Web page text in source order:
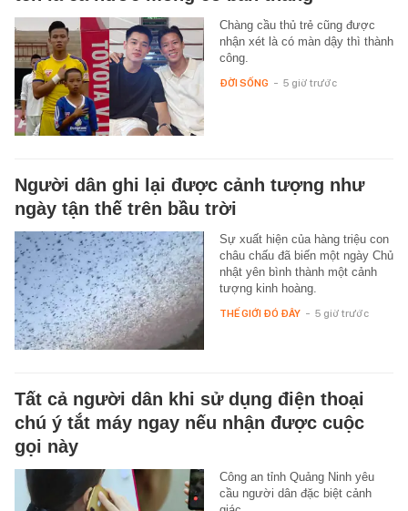
Chàng cầu thủ trẻ cũng được
nhận xét là có màn dậy thì thành
công.
ĐỜI SỐNG - 5 giờ trước
Người dân ghi lại được cảnh tượng như
ngày tận thế trên bầu trời
Sự xuất hiện của hàng triệu con
châu chấu đã biến một ngày Chủ
nhật yên bình thành một cảnh
tượng kinh hoàng.
THẾ GIỚI ĐÓ ĐÂY - 5 giờ trước
Tất cả người dân khi sử dụng điện thoại
chú ý tắt máy ngay nếu nhận được cuộc
gọi này
Công an tỉnh Quảng Ninh yêu
cầu người dân đặc biệt cảnh